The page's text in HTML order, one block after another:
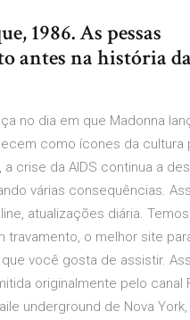
1986. As pessas
antes na história
no dia em que Madonna
como ícones da cultura
crise da AIDS continua a
várias consequências.
atualizações diária.
travamento, o melhor site
você gosta de assistir.
originalmente pelo canal
underground de Nova York,